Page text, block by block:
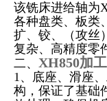
该铣床进给轴为
各种盘类、板类
扩、铰、（攻丝
复杂、高精度零
二、 XH850加
1、底座、滑座
构，保证了基础